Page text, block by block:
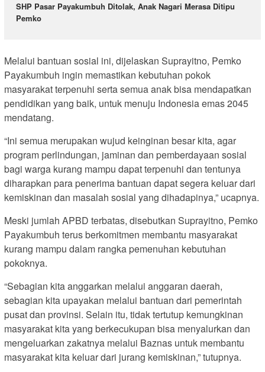
SHP Pasar Payakumbuh Ditolak, Anak Nagari Merasa Ditipu
Pemko
Melalui bantuan sosial ini, dijelaskan Suprayitno, Pemko
Payakumbuh ingin memastikan kebutuhan pokok
masyarakat terpenuhi serta semua anak bisa mendapatkan
pendidikan yang baik, untuk menuju Indonesia emas 2045
mendatang.
“Ini semua merupakan wujud keinginan besar kita, agar
program perlindungan, jaminan dan pemberdayaan sosial
bagi warga kurang mampu dapat terpenuhi dan tentunya
diharapkan para penerima bantuan dapat segera keluar dari
kemiskinan dan masalah sosial yang dihadapinya,” ucapnya.
Meski jumlah APBD terbatas, disebutkan Suprayitno, Pemko
Payakumbuh terus berkomitmen membantu masyarakat
kurang mampu dalam rangka pemenuhan kebutuhan
pokoknya.
“Sebagian kita anggarkan melalui anggaran daerah,
sebagian kita upayakan melalui bantuan dari pemerintah
pusat dan provinsi. Selain itu, tidak tertutup kemungkinan
masyarakat kita yang berkecukupan bisa menyalurkan dan
mengeluarkan zakatnya melalui Baznas untuk membantu
masyarakat kita keluar dari jurang kemiskinan,” tutupnya.